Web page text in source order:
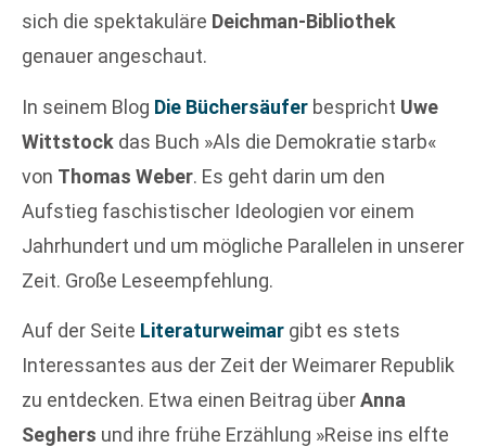
sich die spektakuläre Deichman-Bibliothek
genauer angeschaut.
In seinem Blog Die Büchersäufer bespricht Uwe
Wittstock das Buch »Als die Demokratie starb«
von Thomas Weber. Es geht darin um den
Aufstieg faschistischer Ideologien vor einem
Jahrhundert und um mögliche Parallelen in unserer
Zeit. Große Leseempfehlung.
Auf der Seite Literaturweimar gibt es stets
Interessantes aus der Zeit der Weimarer Republik
zu entdecken. Etwa einen Beitrag überAnna
Seghers und ihre frühe Erzählung »Reise ins elfte